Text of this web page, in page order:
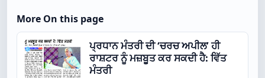
More On this page
ਪ੍ਰਧਾਨ ਮੰਤਰੀ ਦੀ ‘ਚਰਚ ਅਪੀਲ’ ਹੀ
ਰਾਸ਼ਟਰ ਨੂੰ ਮਜ਼ਬੂਤ ਕਰ ਸਕਦੀ ਹੈ: ਵਿੱਤ
ਮੰਤਰੀ